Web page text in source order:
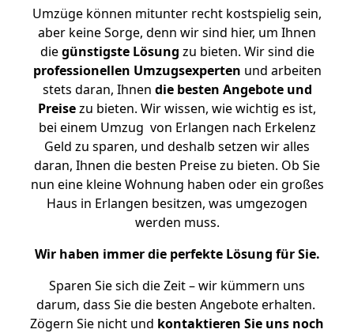
Umzüge können mitunter recht kostspielig sein,
aber keine Sorge, denn wir sind hier, um Ihnen
diegünstigste Lösung zu bieten. Wir sind die
professionellen Umzugsexperten und arbeiten
stets daran, Ihnen die besten Angebote und
Preisezu bieten. Wir wissen, wie wichtig es ist,
bei einem Umzug von Erlangen nach Erkelenz
Geld zu sparen, und deshalb setzen wir alles
daran, Ihnen die besten Preise zu bieten. Ob Sie
nun eine kleine Wohnung haben oder ein großes
Haus in Erlangen besitzen, was umgezogen
werden muss.
Wir haben immer die perfekte Lösung für Sie.
Sparen Sie sich die Zeit – wir kümmern uns
darum, dass Sie die besten Angebote erhalten.
Zögern Sie nicht und kontaktieren Sie uns noch